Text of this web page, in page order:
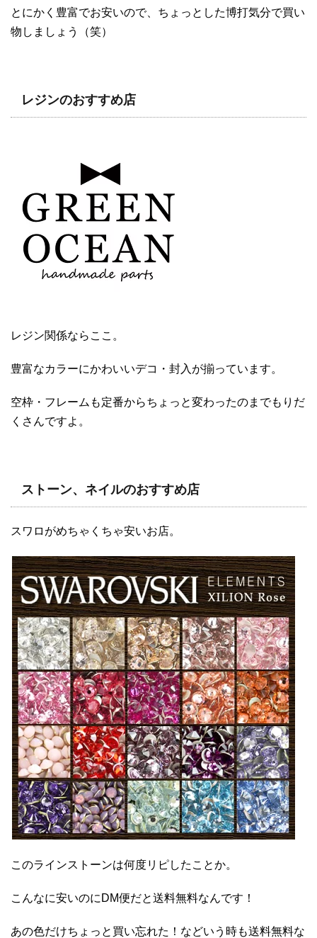
とにかく豊富でお安いので、ちょっとした博打気分で買い
物しましょう（笑）
レジンのおすすめ店
レジン関係ならここ。
豊富なカラーにかわいいデコ・封入が揃っています。
空枠・フレームも定番からちょっと変わったのまでもりだ
くさんですよ。
ストーン、ネイルのおすすめ店
スワロがめちゃくちゃ安いお店。
このラインストーンは何度リピしたことか。
こんなに安いのにDM便だと送料無料なんです！
あの色だけちょっと買い忘れた！などいう時も送料無料な